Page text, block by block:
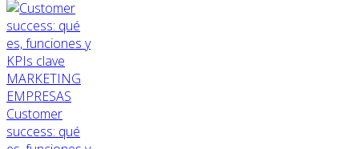
MARKETING
EMPRESAS
Customer
success: qué